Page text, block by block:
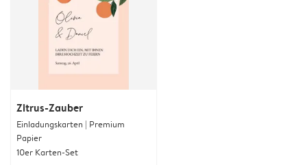
Zitrus-Zauber
Einladungskarten | Premium
Papier
10er Karten-Set